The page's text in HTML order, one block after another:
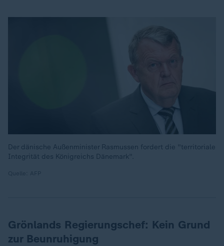
Der dänische Außenminister Rasmussen fordert die "territoriale
Integrität des Königreichs Dänemark".
Grönlands Regierungschef: Kein Grund
zur Beunruhigung